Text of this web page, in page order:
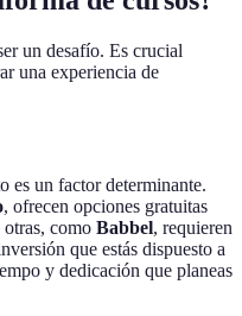
un desafío. Es crucial
una experiencia de
es un factor determinante.
, ofrecen opciones gratuitas
como Babbel, requieren
que estás dispuesto a
y dedicación que planeas